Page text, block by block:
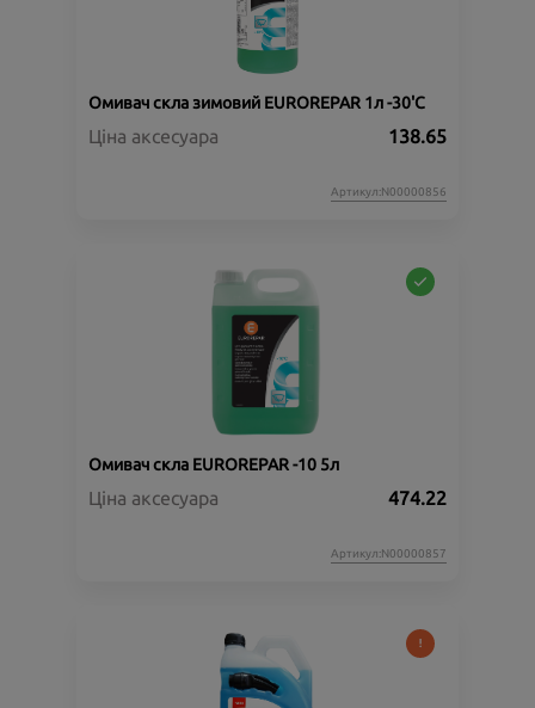
Омивач скла зимовий EUROREPAR 1л -30'C
Ціна аксесуара 138.65
Артикул:N00000856
Омивач скла EUROREPAR -10 5л
Ціна аксесуара 474.22
Артикул:N00000857